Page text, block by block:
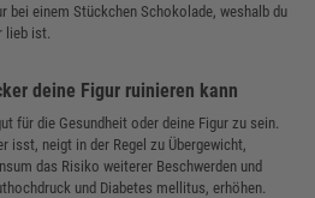
bei einem Stückchen Schokolade, weshalb du
lieb ist.
deine Figur ruinieren kann
für die Gesundheit oder deine Figur zu sein.
isst, neigt in der Regel zu Übergewicht,
das Risiko weiterer Beschwerden und
und Diabetes mellitus, erhöhen.